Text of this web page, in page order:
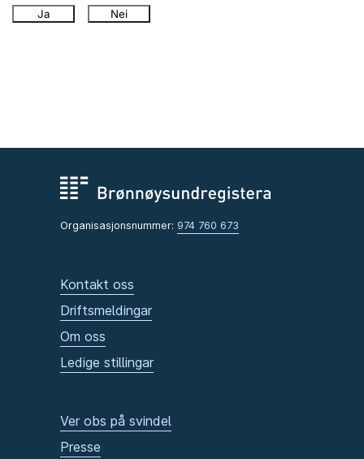
Ja Nei
Organisasjonsnummer: 974 760 673
Kontakt oss
Driftsmeldingar
Om oss
Ledige stillingar
Ver obs på svindel
Presse